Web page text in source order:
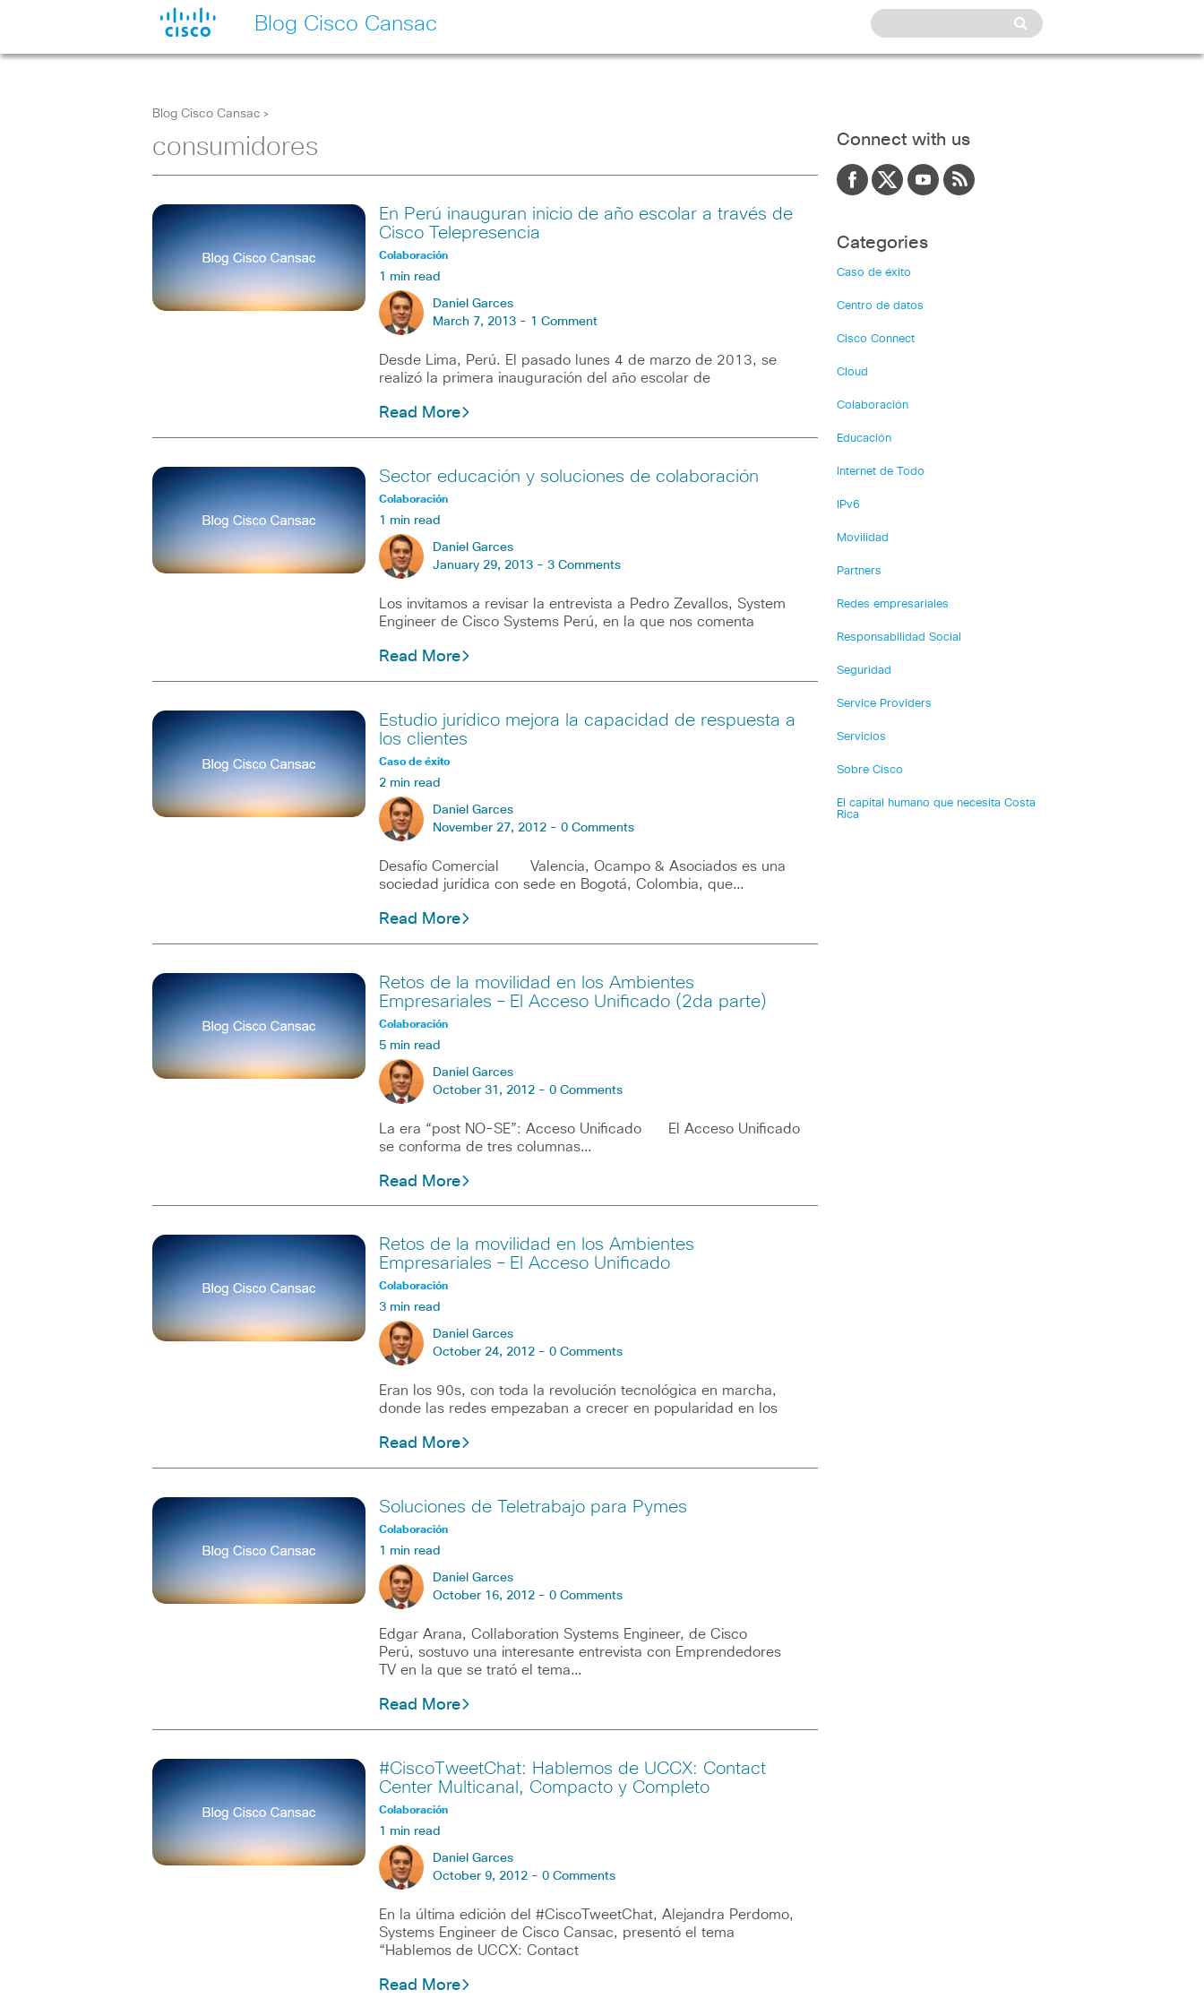
Blog Cisco Cansac
Blog Cisco Cansac >
consumidores
En Perú inauguran inicio de año escolar a través de
Cisco Telepresencia
Colaboración
1 min read
Daniel Garces
March 7, 2013 - 1 Comment
Desde Lima, Perú. El pasado lunes 4 de marzo de 2013, se
realizó la primera inauguración del año escolar de
Read More
Sector educación y soluciones de colaboración
Colaboración
1 min read
Daniel Garces
January 29, 2013 - 3 Comments
Los invitamos a revisar la entrevista a Pedro Zevallos, System
Engineer de Cisco Systems Perú, en la que nos comenta
Read More
Estudio jurídico mejora la capacidad de respuesta a
los clientes
Caso de éxito
2 min read
Daniel Garces
November 27, 2012 - 0 Comments
Desafío Comercial Valencia, Ocampo & Asociados es una
sociedad jurídica con sede en Bogotá, Colombia, que…
Read More
Retos de la movilidad en los Ambientes
Empresariales – El Acceso Unificado (2da parte)
Colaboración
5 min read
Daniel Garces
October 31, 2012 - 0 Comments
La era “post NO-SE”: Acceso Unificado El Acceso Unificado
se conforma de tres columnas…
Read More
Retos de la movilidad en los Ambientes
Empresariales – El Acceso Unificado
Colaboración
3 min read
Daniel Garces
October 24, 2012 - 0 Comments
Eran los 90s, con toda la revolución tecnológica en marcha,
donde las redes empezaban a crecer en popularidad en los
Read More
Soluciones de Teletrabajo para Pymes
Colaboración
1 min read
Daniel Garces
October 16, 2012 - 0 Comments
Edgar Arana, Collaboration Systems Engineer, de Cisco
Perú, sostuvo una interesante entrevista con Emprendedores
TV en la que se trató el tema…
Read More
#CiscoTweetChat: Hablemos de UCCX: Contact
Center Multicanal, Compacto y Completo
Colaboración
1 min read
Daniel Garces
October 9, 2012 - 0 Comments
En la última edición del #CiscoTweetChat, Alejandra Perdomo,
Systems Engineer de Cisco Cansac, presentó el tema
“Hablemos de UCCX: Contact
Read More
Connect with us
Categories
Caso de éxito
Centro de datos
Cisco Connect
Cloud
Colaboración
Educación
Internet de Todo
IPv6
Movilidad
Partners
Redes empresariales
Responsabilidad Social
Seguridad
Service Providers
Servicios
Sobre Cisco
El capital humano que necesita Costa
Rica